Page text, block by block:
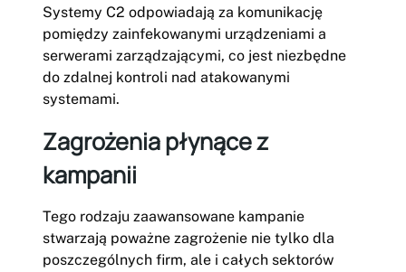
Systemy C2 odpowiadają za komunikację
pomiędzy zainfekowanymi urządzeniami a
serwerami zarządzającymi, co jest niezbędne
do zdalnej kontroli nad atakowanymi
systemami.
Zagrożenia płynące z
kampanii
Tego rodzaju zaawansowane kampanie
stwarzają poważne zagrożenie nie tylko dla
poszczególnych firm, ale i całych sektorów